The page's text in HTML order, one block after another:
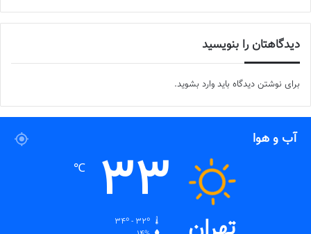
دیدگاهتان را بنویسید
برای نوشتن دیدگاه باید وارد بشوید.
آب و هوا
33
℃
34º - 32º